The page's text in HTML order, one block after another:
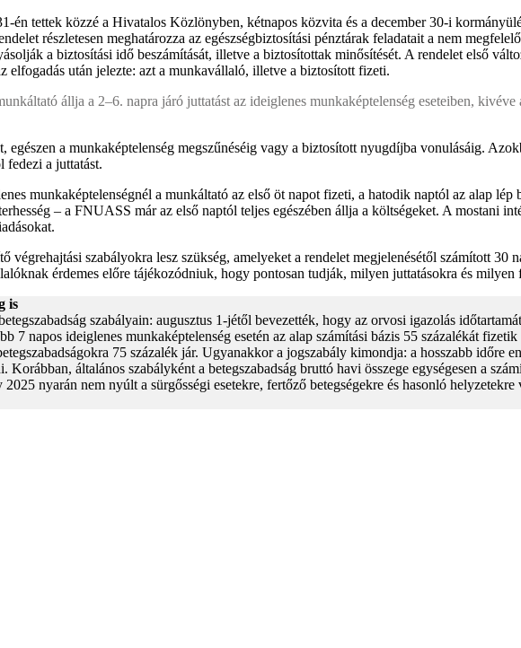
én tettek közzé a Hivatalos Közlönyben, kétnapos közvita és a december 30-i
részletesen meghatározza az egészségbiztosítási pénztárak feladatait a nem
a biztosítási idő beszámítását, illetve a biztosítottak minősítését. A rendelet első
után jelezte: azt a munkavállaló, illetve a biztosított fizeti.
állja a 2–6. napra járó juttatást az ideiglenes munkaképtelenség eseteiben,
a munkaképtelenség megszűnéséig vagy a biztosított nyugdíjba vonulásáig.
fedezi a juttatást.
munkaképtelenségnél a munkáltató az első öt napot fizeti, a hatodik naptól az alap
– a FNUASS már az első naptól teljes egészében állja a költségeket. A mostani
végrehajtási szabályokra lesz szükség, amelyeket a rendelet megjelenésétől számított
érdemes előre tájékozódniuk, hogy pontosan tudják, milyen juttatásokra és
is
szabályain: augusztus 1-jétől bevezették, hogy az orvosi igazolás
7 napos ideiglenes munkaképtelenség esetén az alap számítási bázis 55 százalékát
75 százalék jár. Ugyanakkor a jogszabály kimondja: a hosszabb időre
általános szabályként a betegszabadság bruttó havi összege egységesen a
nyarán nem nyúlt a sürgősségi esetekre, fertőző betegségekre és hasonló